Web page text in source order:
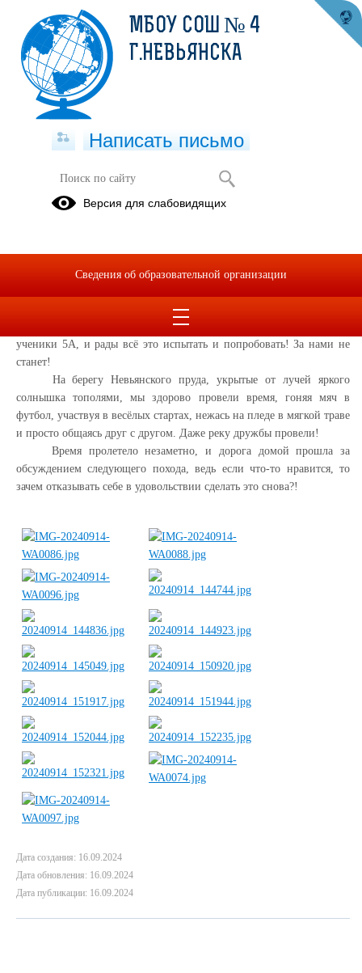
Мы в походе не скучаем…
Золотая осень… Как хороши твои тёплые деньки! А если ещё и
выходной, то почему бы не отправиться … в ПОХОД!
подъём: и место присмотрели, и с погодой угадали, и конкурсы
интересные придумали, и вкуснятины всякой наготовили! А мы,
ученики 5А, и рады всё это испытать и попробовать! За нами не
станет!
На берегу Невьянского пруда, укрытые от лучей яркого
солнышка тополями, мы здорово провели время, гоняя мяч в
футбол, участвуя в весёлых стартах, нежась на пледе в мягкой траве
и просто общаясь друг с другом. Даже реку дружбы провели!
Время пролетело незаметно, и дорога домой прошла за
обсуждением следующего похода, ведь если что-то нравится, то
зачем отказывать себе в удовольствии сделать это снова?!
Дата создания: 16.09.2024
Дата обновления: 16.09.2024
Дата публикации: 16.09.2024
МБОУ СОШ № 4
Г.НЕВЬЯНСКА
Написать письмо
Версия для слабовидящих
Сведения об образовательной организации